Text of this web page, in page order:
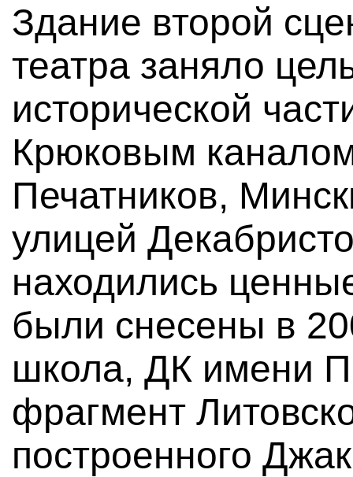
Здание второй
театра заняло
исторической
Крюковым
Печатников,
улицей
находились
были снесены в
школа, ДК имени
фрагмент
построенного